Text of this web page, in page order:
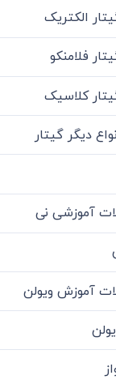
الکتریک
فلامنکو
کلاسیک
دیگر گیتار
آموزشی نی
آموزش ویولن